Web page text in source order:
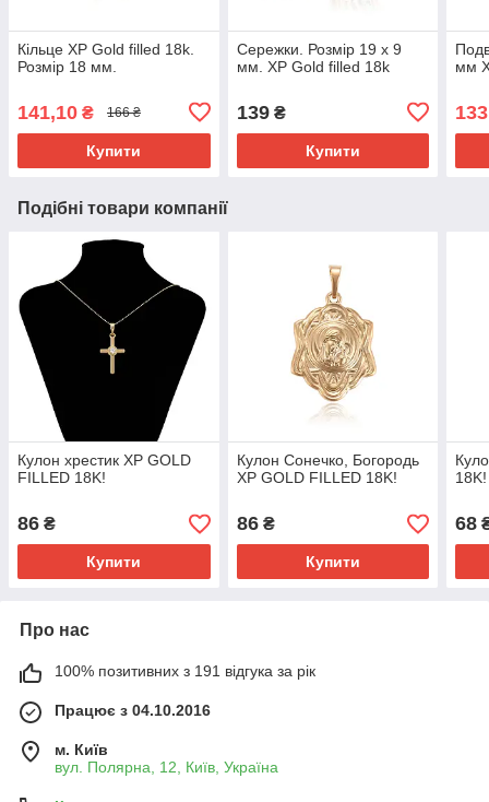
Кільце ХР Gold filled 18k.
Розмір 18 мм.
141,10 ₴ 166 ₴
Купити
Сережки. Розмір 19 х 9
мм. ХР Gold filled 18k
139₴
Купити
мм
Подібні товари компанії
Кулон хрестик ХР GOLD
FILLED 18K!
86 ₴
Купити
Кулон Сонечко, Богородь
ХР GOLD FILLED 18K!
86₴
Купити
18K!
68
Про нас
100% позитивних з 191 відгука за рік
Працює з 04.10.2016
м. Київ
вул. Полярна, 12, Київ, Україна